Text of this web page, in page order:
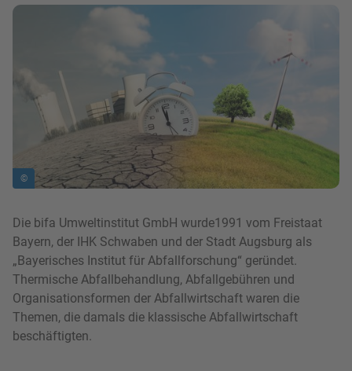
Bild in Lightbox zeigen
©
Die bifa Umweltinstitut GmbH wurde1991 vom Freistaat
Bayern, der IHK Schwaben und der Stadt Augsburg als
„Bayerisches Institut für Abfallforschung“ geründet.
Thermische Abfallbehandlung, Abfallgebühren und
Organisationsformen der Abfallwirtschaft waren die
Themen, die damals die klassische Abfallwirtschaft
beschäftigten.